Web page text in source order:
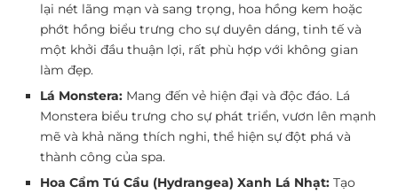
lại nét lãng mạn và sang trọng, hoa hồng kem hoặc
phớt hồng biểu trưng cho sự duyên dáng, tinh tế và
một khởi đầu thuận lợi, rất phù hợp với không gian
làm đẹp.
Lá Monstera: Mang đến vẻ hiện đại và độc đáo. Lá
Monstera biểu trưng cho sự phát triển, vươn lên mạnh
mẽ và khả năng thích nghi, thể hiện sự đột phá và
thành công của spa.
Hoa Cẩm Tú Cầu (Hydrangea) Xanh Lá Nhạt: Tạo